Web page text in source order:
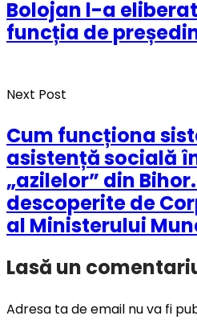
Bolojan l-a
funcția de
Next Post
Cum funcționa
asistență socială
„azilelor” din
descoperite de
al Ministerului
Lasă un
Adresa ta de email nu va fi